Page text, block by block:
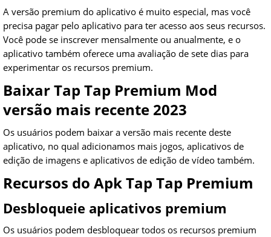
A versão premium do aplicativo é muito especial, mas você
precisa pagar pelo aplicativo para ter acesso aos seus recursos.
Você pode se inscrever mensalmente ou anualmente, e o
aplicativo também oferece uma avaliação de sete dias para
experimentar os recursos premium.
Baixar Tap Tap Premium Mod
versão mais recente 2023
Os usuários podem baixar a versão mais recente deste
aplicativo, no qual adicionamos mais jogos, aplicativos de
edição de imagens e aplicativos de edição de vídeo também.
Recursos do Apk Tap Tap Premium
Desbloqueie aplicativos premium
Os usuários podem desbloquear todos os recursos premium